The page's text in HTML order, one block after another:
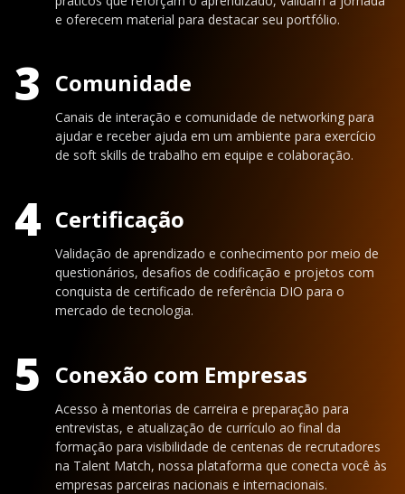
e oferecem material para destacar seu portfólio.
3 Comunidade
Canais de interação e comunidade de networking para
ajudar e receber ajuda em um ambiente para exercício
de soft skills de trabalho em equipe e colaboração.
4 Certificação
Validação de aprendizado e conhecimento por meio de
questionários, desafios de codificação e projetos com
conquista de certificado de referência DIO para o
mercado de tecnologia.
5 Conexão com Empresas
Acesso à mentorias de carreira e preparação para
entrevistas, e atualização de currículo ao final da
formação para visibilidade de centenas de recrutadores
na Talent Match, nossa plataforma que conecta você às
empresas parceiras nacionais e internacionais.